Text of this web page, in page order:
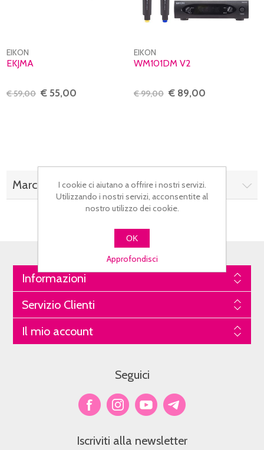
EIKON
EKJMA
€ 59,00 € 55,00
EIKON
WM101DM V2
€ 99,00 € 89,00
Marchi
Informazioni
Servizio Clienti
Il mio account
Seguici
Iscriviti alla newsletter
I cookie ci aiutano a offrire i nostri servizi.
Utilizzando i nostri servizi, acconsentite al
nostro utilizzo dei cookie.
OK
Approfondisci